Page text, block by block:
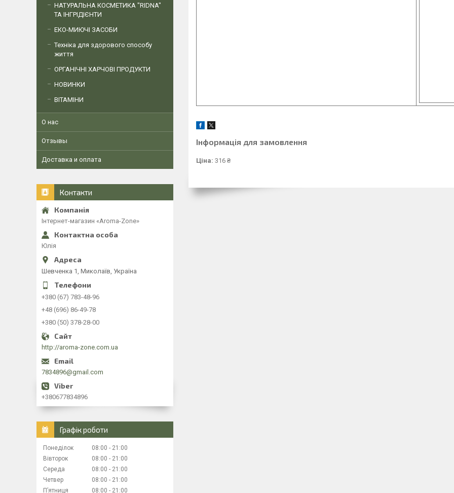
Інформація для замовлення
Ціна: 316 ₴
НАТУРАЛЬНА КОСМЕТИКА "RIDNA"
ТА ІНГРІДІЄНТИ
ЕКО-МИЮЧІ ЗАСОБИ
Техніка для здорового способу
життя
ОРГАНІЧНІ ХАРЧОВІ ПРОДУКТИ
НОВИНКИ
ВІТАМІНИ
О нас
Отзывы
Доставка и оплата
Контакти
Інтернет-магазин «Aroma-Zone»
Юлія
Шевченка 1, Миколаїв, Україна
+380 (67) 783-48-96
+48 (696) 86-49-78
+380 (50) 378-28-00
http://aroma-zone.com.ua
7834896@gmail.com
+380677834896
Графік роботи
Понеділок 08:00
21:00
Вівторок
08:00
21:00
Середа
08:00
21:00
Четвер
08:00
21:00
Пʼятниця
08:00 21:00